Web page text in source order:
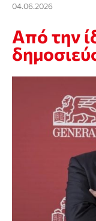
04.06.2026
Από την